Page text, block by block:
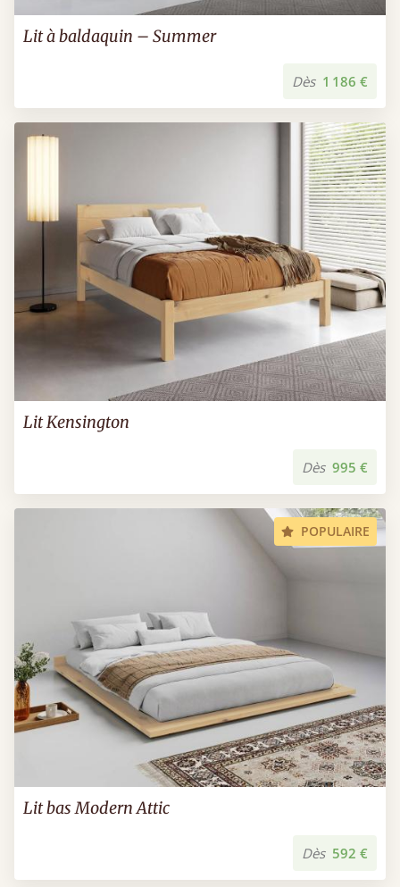
Lit à baldaquin – Summer
Dès 1 186 €
Lit Kensington
Dès 995 €
POPULAIRE
Lit bas Modern Attic
Dès 592 €